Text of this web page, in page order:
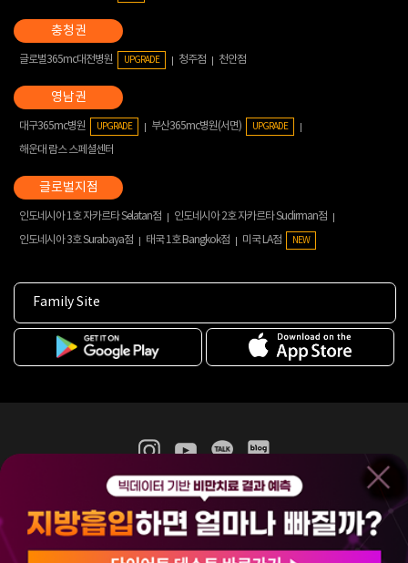
글로벌365mc대전병원 UPGRADE 청주점 천안점
대구365mc병원 UPGRADE 부산365mc병원(서면) UPGRADE
해운대 람스 스페셜센터
인도네시아 1호 자카르타 Selatan점
인도네시아 2호 자카르타 Sudirman점
인도네시아 3호 Surabaya점
태국 1호 Bangkok점 미국 LA점 NEW
Family Site
365mc 병·의원 이용약관
홈페이지 이용약관
비급여진료수가
(주)365mcㅣ서울특별시 서초구 서초대로52길 7, 3~4층(서초동, 제일빌딩)